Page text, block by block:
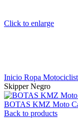
Click to enlarge
Inicio Ropa
Skipper Negro
BOTAS KMZ Moto
Back to products